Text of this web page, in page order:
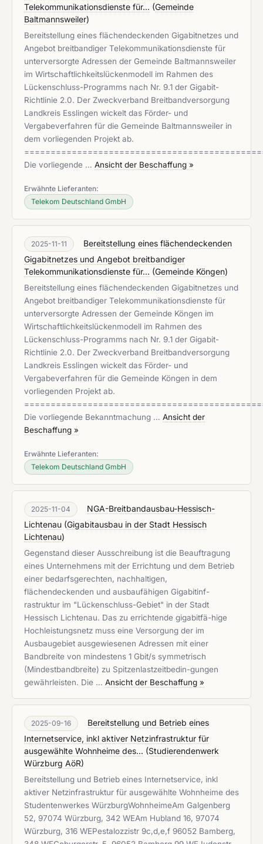
Telekommunikationsdienste für... (Gemeinde
Baltmannsweiler)
Bereitstellung eines flächendeckenden Gigabitnetzes und
Angebot breitbandiger Telekommunikationsdienste für
unterversorgte Adressen der Gemeinde Baltmannsweiler
im Wirtschaftlichkeitslückenmodell im Rahmen des
Lückenschluss-Programms nach Nr. 9.1 der Gigabit-
Richtlinie 2.0. Der Zweckverband Breitbandversorgung
Landkreis Esslingen wickelt das Förder- und
Vergabeverfahren für die Gemeinde Baltmannsweiler in
dem vorliegenden Projekt ab.
Die vorliegende … Ansicht der Beschaffung »
Erwähnte Lieferanten:
Telekom Deutschland GmbH
2025-11-11
Bereitstellung eines flächendeckenden
Gigabitnetzes und Angebot breitbandiger
Telekommunikationsdienste für... (Gemeinde Köngen)
Bereitstellung eines flächendeckenden Gigabitnetzes und
Angebot breitbandiger Telekommunikationsdienste für
unterversorgte Adressen der Gemeinde Köngen im
Wirtschaftlichkeitslückenmodell im Rahmen des
Lückenschluss-Programms nach Nr. 9.1 der Gigabit-
Richtlinie 2.0. Der Zweckverband Breitbandversorgung
Landkreis Esslingen wickelt das Förder- und
Vergabeverfahren für die Gemeinde Köngen in dem
vorliegenden Projekt ab.
Die vorliegende Bekanntmachung … Ansicht der
Beschaffung »
Erwähnte Lieferanten:
Telekom Deutschland GmbH
2025-11-04
NGA-Breitbandausbau-Hessisch-
Lichtenau (Gigabitausbau in der Stadt Hessisch
Lichtenau)
Gegenstand dieser Ausschreibung ist die Beauftragung
eines Unternehmens mit der Errichtung und dem Betrieb
einer bedarfsgerechten, nachhaltigen,
flächendeckenden und ausbaufähigen Gigabitinf-
rastruktur im "Lückenschluss-Gebiet" in der Stadt
Hessisch Lichtenau. Das zu errichtende gigabitfä-hige
Hochleistungsnetz muss eine Versorgung der im
Ausbaugebiet ausgewiesenen Adressen mit einer
Bandbreite von mindestens 1 Gbit/s symmetrisch
(Mindestbandbreite) zu Spitzenlastzeitbedin-gungen
gewährleisten. Die … Ansicht der Beschaffung »
2025-09-16
Bereitstellung und Betrieb eines
Internetservice, inkl aktiver Netzinfrastruktur für
ausgewählte Wohnheime des... (Studierendenwerk
Würzburg AöR)
Bereitstellung und Betrieb eines Internetservice, inkl
aktiver Netzinfrastruktur für ausgewählte Wohnheime des
Studentenwerkes WürzburgWohnheimeAm Galgenberg
52, 97074 Würzburg, 342 WEAm Hubland 16, 97074
Würzburg, 316 WEPestalozzistr 9c,d,e,f 96052 Bamberg,